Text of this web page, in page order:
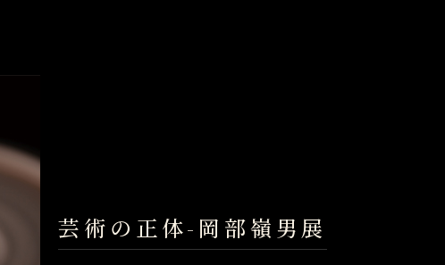
芸術の正体-岡部嶺男展